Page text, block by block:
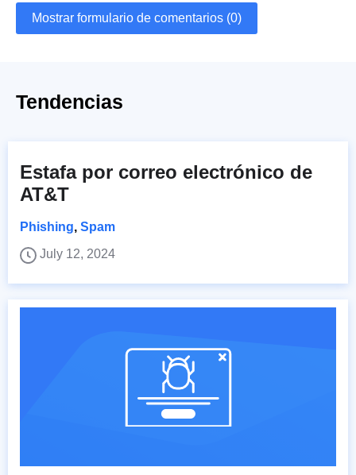
Mostrar formulario de comentarios (0)
Tendencias
Estafa por correo electrónico de
AT&T
Phishing, Spam
July 12, 2024